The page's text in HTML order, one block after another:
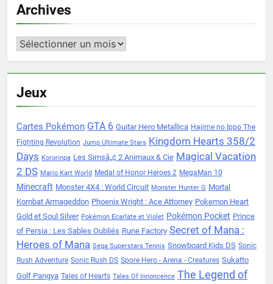
Archives
Archives
Jeux
Cartes Pokémon GTA 6 Guitar Hero Metallica Hajime no Ippo The
Fighting Revolution Jump Ultimate Stars Kingdom Hearts 358/2
Days Kororinpa Les Simsâ„¢ 2 Animaux & Cie Magical Vacation
2 DS Mario Kart World Medal of Honor Heroes 2 MegaMan 10
Minecraft Monster 4X4 : World Circuit Monster Hunter G Mortal
Kombat Armageddon Phoenix Wright : Ace Attorney Pokemon Heart
Gold et Soul Silver Pokémon Ecarlate et Violet Pokémon Pocket Prince
of Persia : Les Sables Oubliés Rune Factory Secret of Mana :
Heroes of Mana Sega Superstars Tennis Snowboard Kids DS Sonic
Rush Adventure Sonic Rush DS Spore Hero - Arena - Creatures Sukatto
Golf Pangya Tales of Hearts Tales Of Innoncence The Legend of